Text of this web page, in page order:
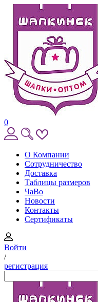
0
О Компании
Сотрудничество
Доставка
Таблицы размеров
ЧаВо
Новости
Контакты
Сертификаты
Войти
/
регистрация